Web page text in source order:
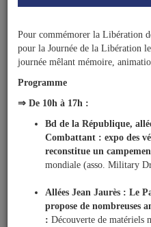
Pour commémorer la Libération
pour la Journée de la Libération
journée mêlant mémoire,
Programme
⇒ De 10h à 17h :
Bd de la République,
Combattant : expo des
reconstitue un
mondiale (asso. Military
Allées Jean Jaurès : Le
propose de nombreuses
: Découverte de matériels
Ma
mairie
Mes
démarches
03/08/2026
Travaux